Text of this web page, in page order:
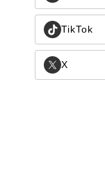
TikTok
X